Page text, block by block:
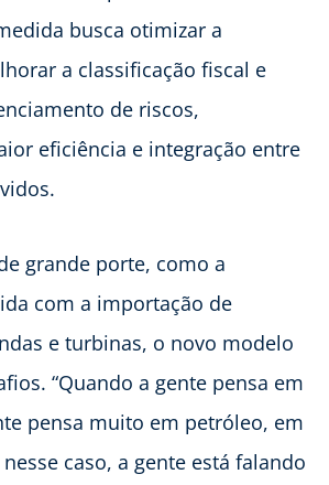
busca otimizar a
a classificação fiscal e
de riscos,
eficiência e integração entre
grande porte, como a
com a importação de
e turbinas, o novo modelo
“Quando a gente pensa em
pensa muito em petróleo, em
caso, a gente está falando